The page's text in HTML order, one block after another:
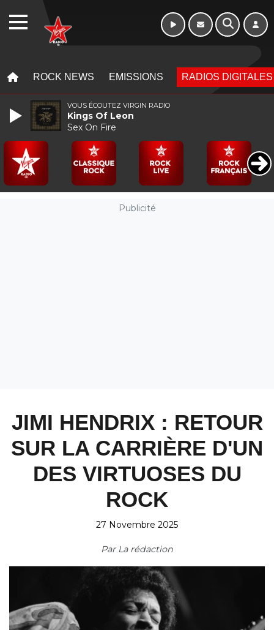
ROCK NEWS EMISSIONS RADIOS DIGITALES
Publicité
JIMI HENDRIX : RETOUR
SUR LA CARRIÈRE D'UN
DES VIRTUOSES DU
ROCK
27 Novembre 2025
Par La rédaction
VOUS ÉCOUTEZ VIRGIN RADIO
Kings Of Leon
Sex On Fire
WEBRADIO